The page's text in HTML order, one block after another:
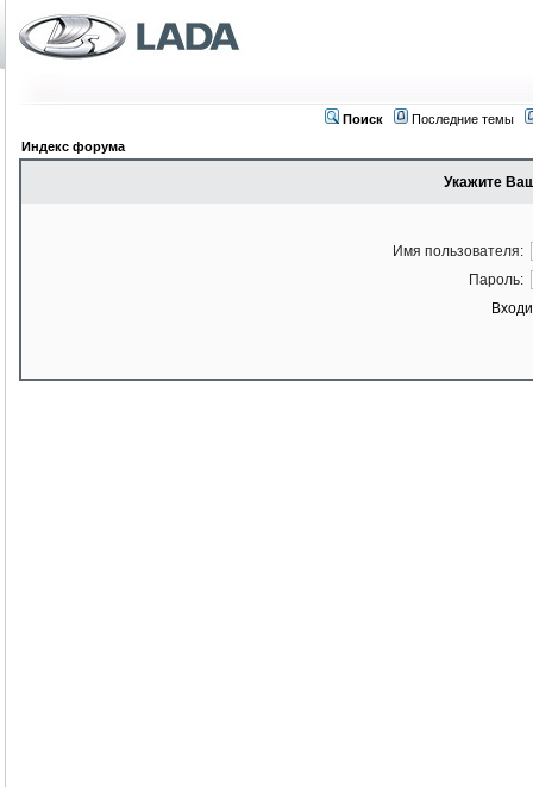
Поиск
Последние темы
Индекс форума
Укажите
Имя пользователя:
Пароль: